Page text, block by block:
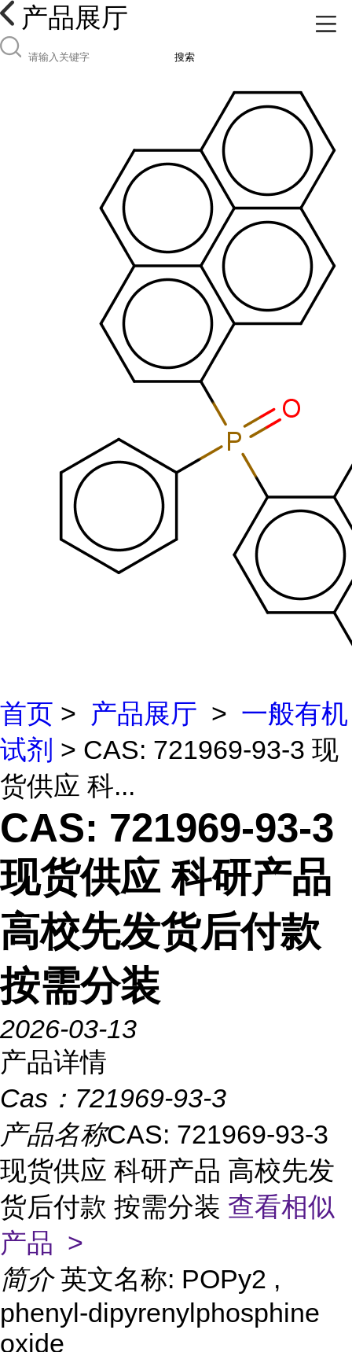
产品展厅
搜索
首页 > 产品展厅 > 一般有机
试剂 > CAS: 721969-93-3 现
货供应 科...
CAS: 721969-93-3
现货供应 科研产品
高校先发货后付款
按需分装
2026-03-13
产品详情
Cas： 721969-93-3
产品名称CAS: 721969-93-3
现货供应 科研产品 高校先发
货后付款 按需分装 查看相似
产品 >
简介 英文名称: POPy2 ,
phenyl-dipyrenylphosphine
oxide